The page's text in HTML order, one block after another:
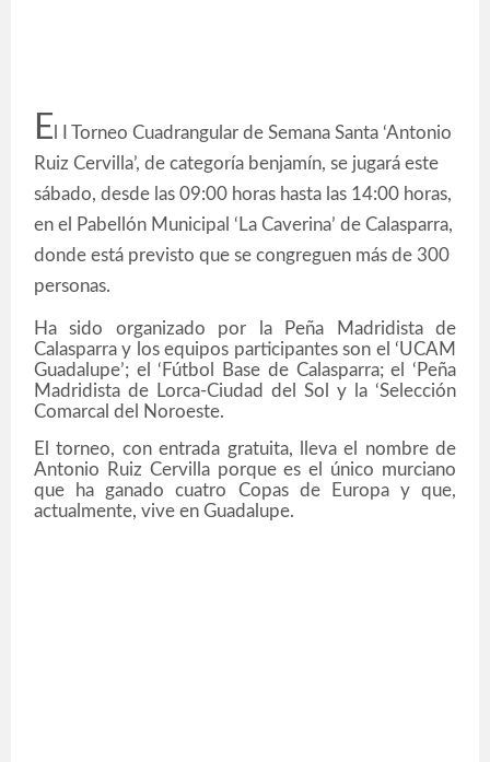
E l I Torneo Cuadrangular de Semana Santa ‘Antonio
Ruiz Cervilla’, de categoría benjamín, se jugará este
sábado, desde las 09:00 horas hasta las 14:00 horas,
en el Pabellón Municipal ‘La Caverina’ de Calasparra,
donde está previsto que se congreguen más de 300
personas.
Ha sido organizado por la Peña Madridista de
Calasparra y los equipos participantes son el ‘UCAM
Guadalupe’; el ‘Fútbol Base de Calasparra; el ‘Peña
Madridista de Lorca-Ciudad del Sol y la ‘Selección
Comarcal del Noroeste.
El torneo, con entrada gratuita, lleva el nombre de
Antonio Ruiz Cervilla porque es el único murciano
que ha ganado cuatro Copas de Europa y que,
actualmente, vive en Guadalupe.